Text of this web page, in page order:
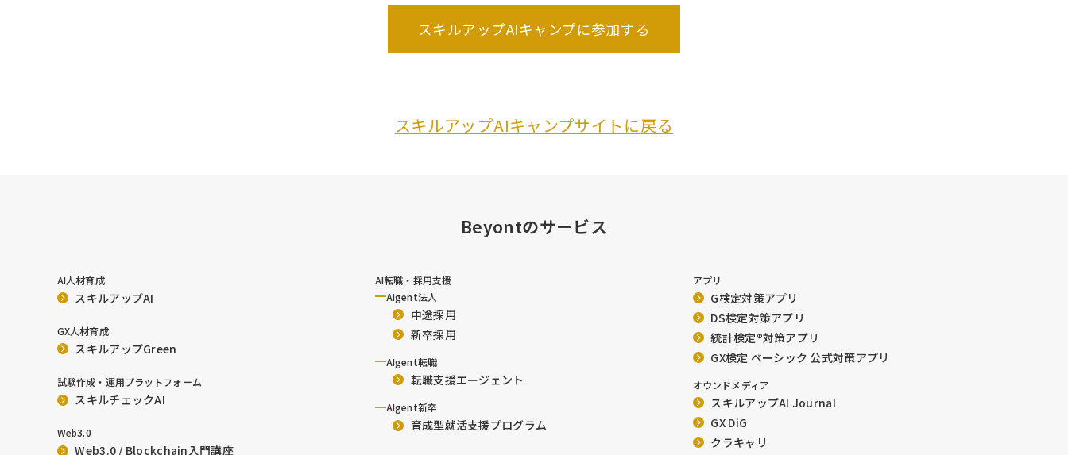
スキルアップAIキャンプに参加する
スキルアップAIキャンプサイトに戻る
Beyontのサービス
AI人材育成
スキルアップAI
GX人材育成
スキルアップGreen
試験作成・運用プラットフォーム
スキルチェックAI
Web3.0
Web3.0 / Blockchain入門講座
AI転職・採用支援
AIgent法人
中途採用
新卒採用
AIgent転職
転職支援エージェント
AIgent新卒
育成型就活支援プログラム
アプリ
G検定対策アプリ
DS検定対策アプリ
統計検定®︎対策アプリ
GX検定 ベーシック 公式対策アプリ
オウンドメディア
スキルアップAI Journal
GX DiG
クラキャリ